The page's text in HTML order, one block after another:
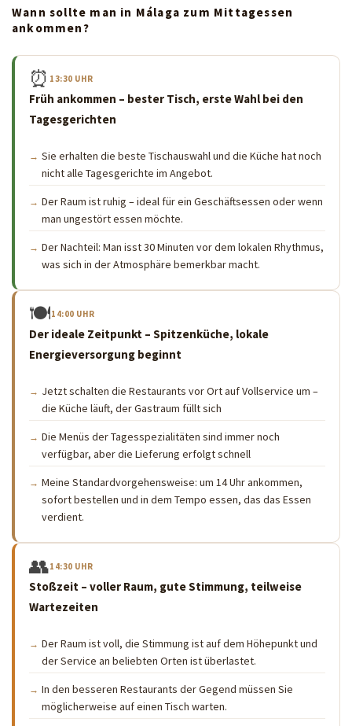
Wann sollte man in Málaga zum Mittagessen
ankommen?
⏰ 13:30 UHR
Früh ankommen – bester Tisch, erste Wahl bei den
Tagesgerichten
Sie erhalten die beste Tischauswahl und die Küche hat noch
nicht alle Tagesgerichte im Angebot.
Der Raum ist ruhig – ideal für ein Geschäftsessen oder wenn
man ungestört essen möchte.
Der Nachteil: Man isst 30 Minuten vor dem lokalen Rhythmus,
was sich in der Atmosphäre bemerkbar macht.
🍽14:00 UHR
Der ideale Zeitpunkt – Spitzenküche, lokale
Energieversorgung beginnt
Jetzt schalten die Restaurants vor Ort auf Vollservice um –
die Küche läuft, der Gastraum füllt sich
Die Menüs der Tagesspezialitäten sind immer noch
verfügbar, aber die Lieferung erfolgt schnell
Meine Standardvorgehensweise: um 14 Uhr ankommen,
sofort bestellen und in dem Tempo essen, das das Essen
verdient.
👥14:30 UHR
Stoßzeit – voller Raum, gute Stimmung, teilweise
Wartezeiten
Der Raum ist voll, die Stimmung ist auf dem Höhepunkt und
der Service an beliebten Orten ist überlastet.
In den besseren Restaurants der Gegend müssen Sie
möglicherweise auf einen Tisch warten.